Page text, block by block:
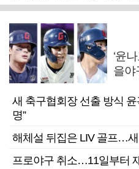
‘윤
을야
새 축구협회장 선출 방식
명”
해체설 뒤집은 LIV 골프…새
프로야구 취소…11일부터